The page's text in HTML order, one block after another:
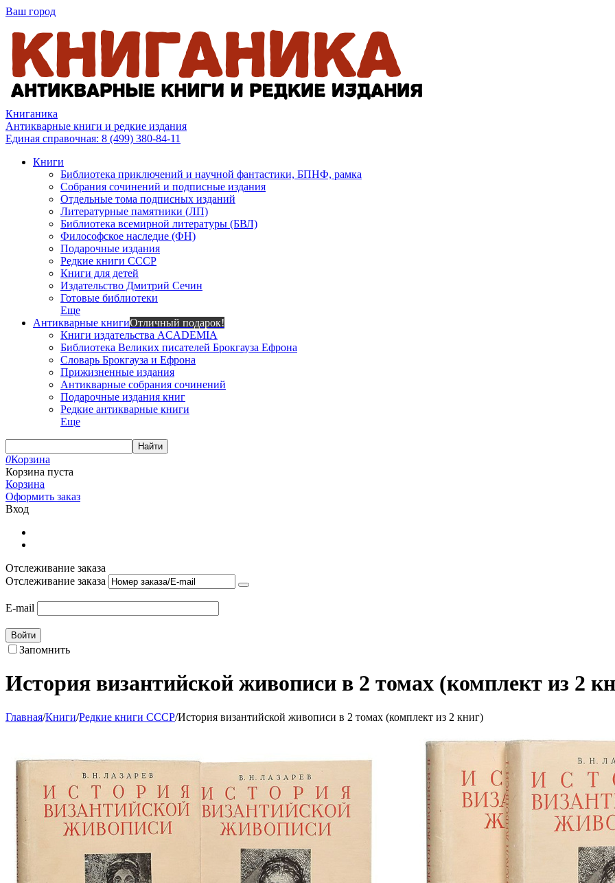
Ваш город
Книганика
Антикварные книги и редкие издания
Единая справочная: 8 (499) 380-84-11
Книги
Библиотека приключений и научной фантастики, БПНФ, рамка
Собрания сочинений и подписные издания
Отдельные тома подписных изданий
Литературные памятники (ЛП)
Библиотека всемирной литературы (БВЛ)
Философское наследие (ФН)
Подарочные издания
Редкие книги СССР
Книги для детей
Издательство Дмитрий Сечин
Готовые библиотеки
Еще
Антикварные книгиОтличный подарок!
Книги издательства ACADEMIA
Библиотека Великих писателей Брокгауза Ефрона
Словарь Брокгауза и Ефрона
Прижизненные издания
Антикварные собрания сочинений
Подарочные издания книг
Редкие антикварные книги
Еще
Найти
0Корзина
Корзина пуста
Корзина
Оформить заказ
Вход
Отслеживание заказа
Отслеживание заказа
E-mail
Войти
Запомнить
История византийской живописи в 2 томах (комплект из 2
Главная/Книги/Редкие книги СССР/История византийской живописи в 2 томах (комплект из 2 книг)